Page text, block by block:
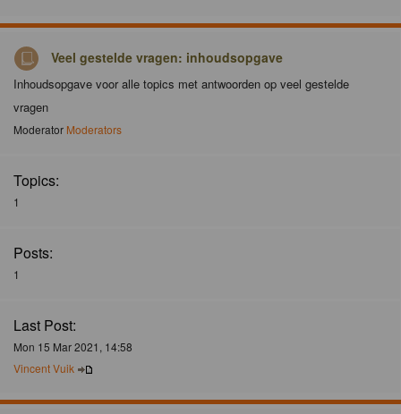
Veel gestelde vragen: inhoudsopgave
Inhoudsopgave voor alle topics met antwoorden op veel gestelde
vragen
Moderator Moderators
Topics:
1
Posts:
1
Last Post:
Mon 15 Mar 2021, 14:58
Vincent Vuik